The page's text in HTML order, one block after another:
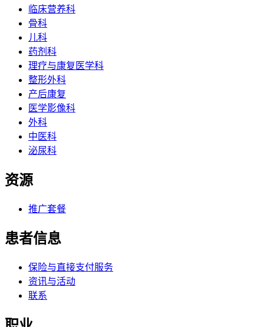
临床营养科
骨科
儿科
药剂科
理疗与康复医学科
整形外科
产后康复
医学影像科
外科
中医科
泌尿科
资源
推广套餐
患者信息
保险与直接支付服务
资讯与活动
联系